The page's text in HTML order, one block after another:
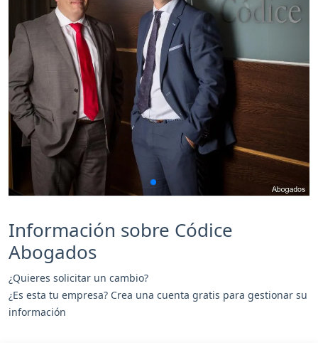
Información sobre Códice
Abogados
¿Quieres solicitar un cambio?
¿Es esta tu empresa? Crea una cuenta gratis para gestionar su
información